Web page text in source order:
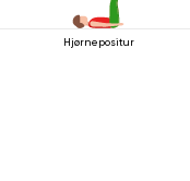
Hjørnepositur